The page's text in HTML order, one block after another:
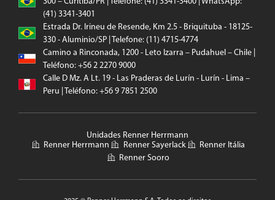
(41) 3341-3401
Estrada Dr. Irineu de Resende, Km 2.5 - Briquituba - 18125-
330 - Aluminio/SP | Telefone: (11) 4715-4774
Camino a Rinconada, 1200 - Leto Izarra – Pudahuel – Chile |
Teléfono: +56 2 2270 9000
Calle D Mz. A Lt. 19 - Las Praderas de Lurín - Lurín - Lima –
Peru | Teléfono: +56 9 7851 2500
Unidades Renner Herrmann
Renner Herrmann
Renner Sayerlack
Renner Itália
Renner Sooro